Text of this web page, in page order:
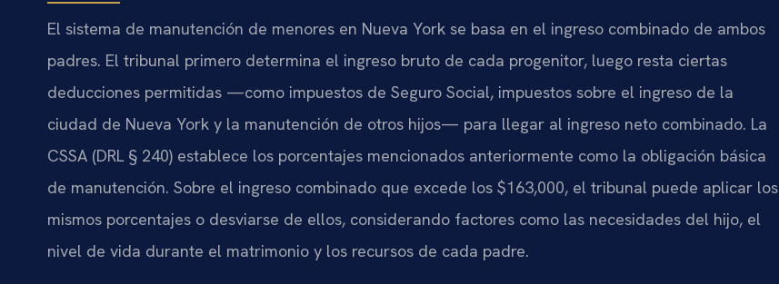
El sistema de manutención de menores en Nueva York se basa en el ingreso combinado de ambos
padres. El tribunal primero determina el ingreso bruto de cada progenitor, luego resta ciertas
deducciones permitidas —como impuestos de Seguro Social, impuestos sobre el ingreso de la
ciudad de Nueva York y la manutención de otros hijos— para llegar al ingreso neto combinado. La
CSSA (DRL § 240) establece los porcentajes mencionados anteriormente como la obligación básica
de manutención. Sobre el ingreso combinado que excede los $163,000, el tribunal puede aplicar los
mismos porcentajes o desviarse de ellos, considerando factores como las necesidades del hijo, el
nivel de vida durante el matrimonio y los recursos de cada padre.